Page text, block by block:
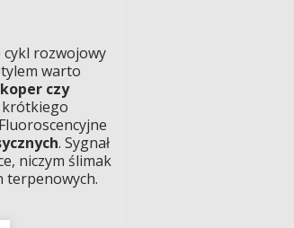
cykl rozwojowy
warto
koper czy
krótkiego
. Sygnał
niczym ślimak
terpenowych.